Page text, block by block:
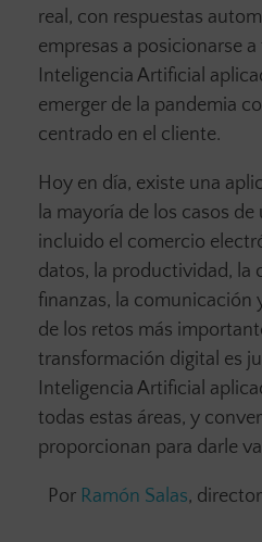
real, con respuestas
empresas a posicionarse a
Inteligencia Artificial
emerger de la pandemia
centrado en el cliente.
Hoy en día, existe una
la mayoría de los casos
incluido el comercio
datos, la productividad, la
finanzas, la comunicación
de los retos más
transformación digital es
Inteligencia Artificial
todas estas áreas, y
proporcionan para darle
Por Ramón Salas,